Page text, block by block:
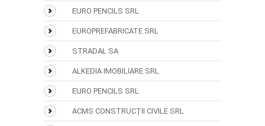
EURO PENCILS SRL
EUROPREFABRICATE SRL
STRADAL SA
ALKEDIA IMOBILIARE SRL
EURO PENCILS SRL
ACMS CONSTRUCȚII CIVILE SRL